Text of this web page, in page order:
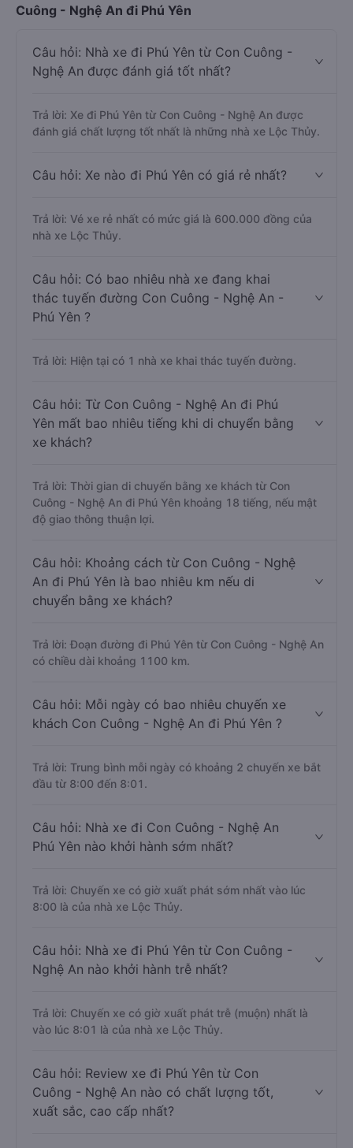
Cuông - Nghệ An đi Phú Yên
Câu hỏi: Nhà xe đi Phú Yên từ Con Cuông -
Nghệ An được đánh giá tốt nhất?
Trả lời: Xe đi Phú Yên từ Con Cuông - Nghệ An được
đánh giá chất lượng tốt nhất là những nhà xe Lộc Thủy.
Câu hỏi: Xe nào đi Phú Yên có giá rẻ nhất?
Trả lời: Vé xe rẻ nhất có mức giá là 600.000 đồng của
nhà xe Lộc Thủy.
Câu hỏi: Có bao nhiêu nhà xe đang khai
thác tuyến đường Con Cuông - Nghệ An -
Phú Yên ?
Trả lời: Hiện tại có 1 nhà xe khai thác tuyến đường.
Câu hỏi: Từ Con Cuông - Nghệ An đi Phú
Yên mất bao nhiêu tiếng khi di chuyển bằng
xe khách?
Trả lời: Thời gian di chuyển bằng xe khách từ Con
Cuông - Nghệ An đi Phú Yên khoảng 18 tiếng, nếu mật
độ giao thông thuận lợi.
Câu hỏi: Khoảng cách từ Con Cuông - Nghệ
An đi Phú Yên là bao nhiêu km nếu di
chuyển bằng xe khách?
Trả lời: Đoạn đường đi Phú Yên từ Con Cuông - Nghệ An
có chiều dài khoảng 1100 km.
Câu hỏi: Mỗi ngày có bao nhiêu chuyến xe
khách Con Cuông - Nghệ An đi Phú Yên ?
Trả lời: Trung bình mỗi ngày có khoảng 2 chuyến xe bắt
đầu từ 8:00 đến 8:01.
Câu hỏi: Nhà xe đi Con Cuông - Nghệ An
Phú Yên nào khởi hành sớm nhất?
Trả lời: Chuyến xe có giờ xuất phát sớm nhất vào lúc
8:00 là của nhà xe Lộc Thủy.
Câu hỏi: Nhà xe đi Phú Yên từ Con Cuông -
Nghệ An nào khởi hành trễ nhất?
Trả lời: Chuyến xe có giờ xuất phát trễ (muộn) nhất là
vào lúc 8:01 là của nhà xe Lộc Thủy.
Câu hỏi: Review xe đi Phú Yên từ Con
Cuông - Nghệ An nào có chất lượng tốt,
xuất sắc, cao cấp nhất?